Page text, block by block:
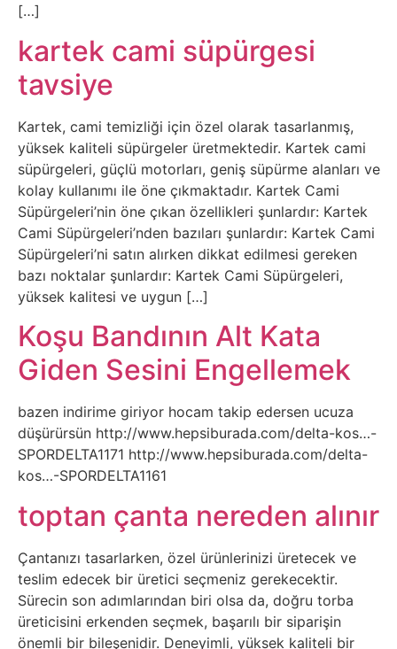
Kim
Kimdir
Kitap
Komedi
Kültür
Sanat
Metaverse
Mobil
Müzik
Nft
Oyun
Projeler
ve
Fikirler
[…]
kartek cami süpürgesi
tavsiye
Kartek, cami temizliği için özel olarak tasarlanmış,
yüksek kaliteli süpürgeler üretmektedir. Kartek cami
süpürgeleri, güçlü motorları, geniş süpürme alanları ve
kolay kullanımı ile öne çıkmaktadır. Kartek Cami
Süpürgeleri’nin öne çıkan özellikleri şunlardır: Kartek
Cami Süpürgeleri’nden bazıları şunlardır: Kartek Cami
Süpürgeleri’ni satın alırken dikkat edilmesi gereken
bazı noktalar şunlardır: Kartek Cami Süpürgeleri,
yüksek kalitesi ve uygun […]
Koşu Bandının Alt Kata
Giden Sesini Engellemek
bazen indirime giriyor hocam takip edersen ucuza
düşürürsün http://www.hepsiburada.com/delta-kos…-
SPORDELTA1171 http://www.hepsiburada.com/delta-
kos…-SPORDELTA1161
toptan çanta nereden alınır
Çantanızı tasarlarken, özel ürünlerinizi üretecek ve
teslim edecek bir üretici seçmeniz gerekecektir.
Sürecin son adımlarından biri olsa da, doğru torba
üreticisini erkenden seçmek, başarılı bir siparişin
önemli bir bileşenidir. Deneyimli, yüksek kaliteli bir